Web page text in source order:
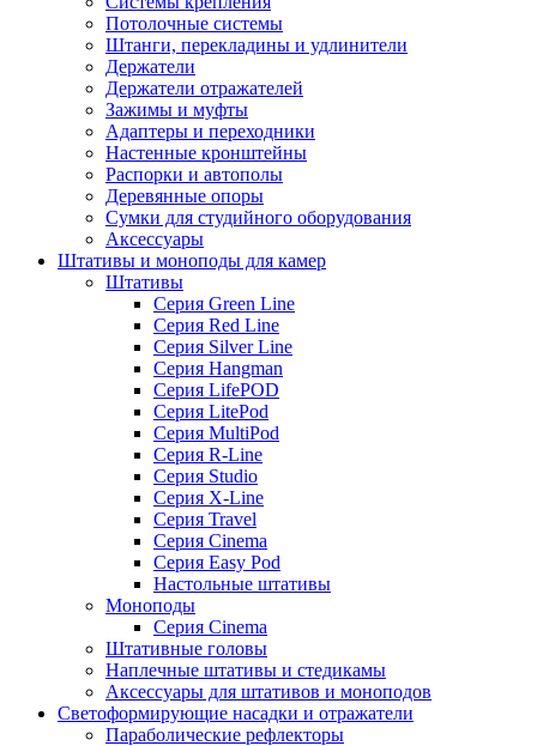
Потолочные системы
Штанги, перекладины и удлинители
Держатели
Держатели отражателей
Зажимы и муфты
Адаптеры и переходники
Настенные кронштейны
Распорки и автополы
Деревянные опоры
Сумки для студийного оборудования
Аксессуары
Штативы и моноподы для камер
Штативы
Серия Green Line
Серия Red Line
Серия Silver Line
Серия Hangman
Серия LifePOD
Серия LitePod
Серия MultiPod
Серия R-Line
Серия Studio
Серия X-Line
Серия Travel
Серия Cinema
Серия Easy Pod
Настольные штативы
Моноподы
Серия Cinema
Штативные головы
Наплечные штативы и стедикамы
Аксессуары для штативов и моноподов
Светоформирующие насадки и отражатели
Параболические рефлекторы